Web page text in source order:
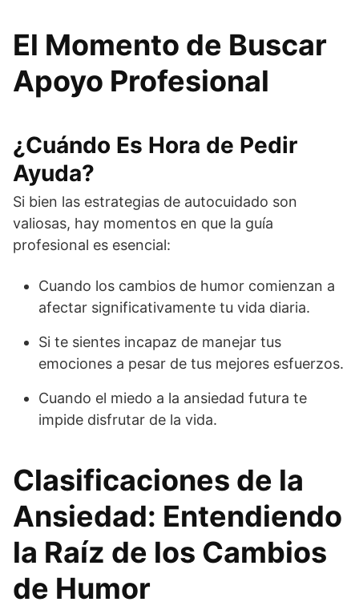
El Momento de Buscar
Apoyo Profesional
¿Cuándo Es Hora de Pedir
Ayuda?
Si bien las estrategias de autocuidado son
valiosas, hay momentos en que la guía
profesional es esencial:
Cuando los cambios de humor comienzan a
afectar significativamente tu vida diaria.
Si te sientes incapaz de manejar tus
emociones a pesar de tus mejores esfuerzos.
Cuando el miedo a la ansiedad futura te
impide disfrutar de la vida.
Clasificaciones de la
Ansiedad: Entendiendo
la Raíz de los Cambios
de Humor